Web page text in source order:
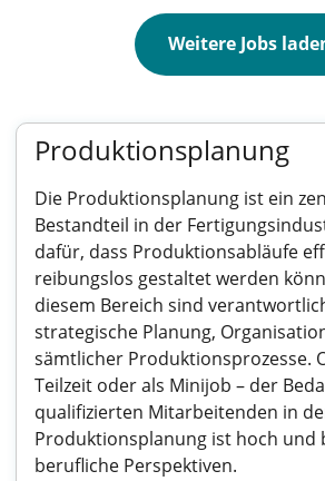
Weitere Jobs
Produktionsplanung
Die Produktionsplanung ist ein
Bestandteil in der
dafür, dass Produktionsabläufe
reibungslos gestaltet werden
diesem Bereich sind
strategische Planung,
sämtlicher Produktionsprozesse.
Teilzeit oder als Minijob – der
qualifizierten Mitarbeitenden in
Produktionsplanung ist hoch und
berufliche Perspektiven.